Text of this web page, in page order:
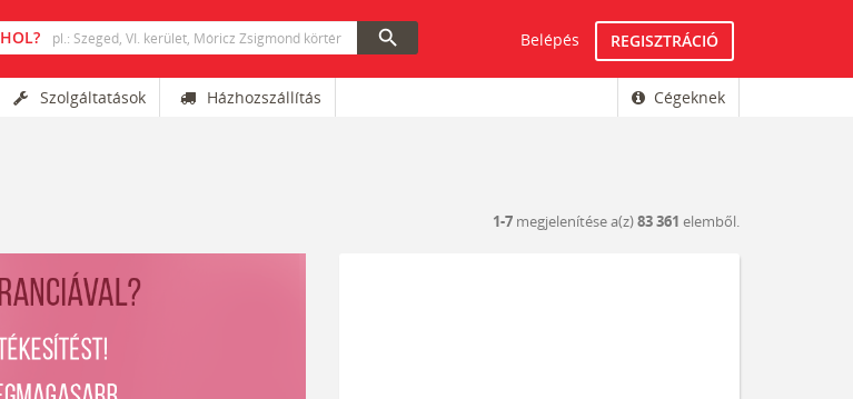
search Belépés REGISZTRÁCIÓ
Szolgáltatások Házhozszállítás Cégeknek
1-7 megjelenítése a(z)83 361 elemből.